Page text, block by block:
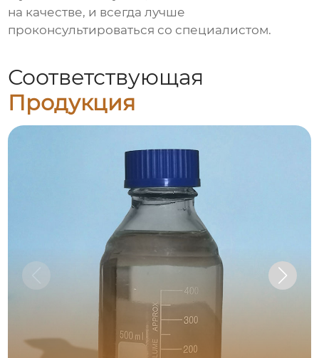
на качестве, и всегда лучше
проконсультироваться со специалистом.
Соответствующая
Продукция